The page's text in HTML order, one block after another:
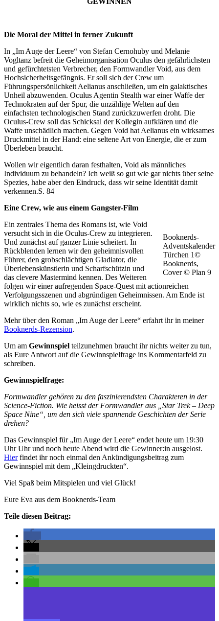
Die Moral der Mittel in ferner Zukunft
In „Im Auge der Leere“ von Stefan Cernohuby und Melanie
Vogltanz befreit die Geheimorganisation Oculus den gefährlichsten
und gefürchtetsten Verbrecher, den Formwandler Void, aus dem
Hochsicherheitsgefängnis. Er soll sich der Crew um
Führungspersönlichkeit Aelianus anschließen, um ein galaktisches
Unheil abzuwenden. Oculus Agentin Stealth war einer Waffe der
Technokraten auf der Spur, die unzählige Welten auf den
einfachsten technologischen Stand zurückzuwerfen droht. Die
Oculus-Crew soll das Schicksal der Kollegin aufklären und die
Waffe unschädlich machen. Gegen Void hat Aelianus ein wirksames
Druckmittel in der Hand: eine seltene Art von Energie, die er zum
Überleben braucht.
Wollen wir eigentlich daran festhalten, Void als männliches
Individuum zu behandeln? Ich weiß so gut wie gar nichts über seine
Spezies, habe aber den Eindruck, dass wir seine Identität damit
verkennen.S. 84
Eine Crew, wie aus einem Gangster-Film
Booknerds-
Adventskalender
Türchen 1©
Booknerds,
Cover © Plan 9
Ein zentrales Thema des Romans ist, wie Void
versucht sich in die Oculus-Crew zu integrieren.
Und zunächst auf ganzer Linie scheitert. In
Rückblenden lernen wir den geheimnisvollen
Führer, den grobschlächtigen Gladiator, die
Überlebenskünstlerin und Scharfschützin und
das clevere Mastermind kennen. Des Weiteren
folgen wir einer aufregenden Space-Quest mit actionreichen
Verfolgungsszenen und abgründigen Geheimnissen. Am Ende ist
wirklich nichts so, wie es zunächst erscheint.
Mehr über den Roman „Im Auge der Leere“ erfahrt ihr in meiner
Booknerds-Rezension.
Um am Gewinnspiel teilzunehmen braucht ihr nichts weiter zu tun,
als Eure Antwort auf die Gewinnspielfrage ins Kommentarfeld zu
schreiben.
Gewinnspielfrage:
Formwandler gehören zu den faszinierendsten Charakteren in der
Science-Fiction. Wie heisst der Formwandler aus „Star Trek – Deep
Space Nine“, um den sich viele spannende Geschichten der Serie
drehen?
Das Gewinnspiel für „Im Auge der Leere“ endet heute um 19:30
Uhr Uhr und noch heute Abend wird die Gewinner:in ausgelost.
Hierfindet ihr noch einmal den Ankündigungsbeitrag zum
Gewinnspiel mit dem „Kleingdruckten“.
Viel Spaß beim Mitspielen und viel Glück!
Eure Eva aus dem Booknerds-Team
Teile diesen Beitrag: